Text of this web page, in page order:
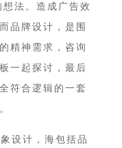
法。造成广告效
品牌设计，是围
精神需求，咨询
一起探讨，最后
符合逻辑的一套
设计，海包括品